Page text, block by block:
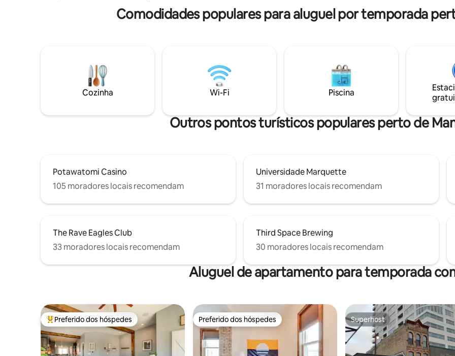
pessoas e oferece uma infinidade de
mesas em cada quarto. A poucos
minutos das principais atrações do MKE e
com estacionamento, explorar é fácil.
Experimente nossa atenção aos detalhes
verdadeiramente inesquecível.
todo o primeiro andar deste duplex
ensolarado. Design elegante - 2 quartos
Smart TV. O espaço tem uma pequena
área de quintal, uma máquina de lavar e
secar roupa na unidade, bem como 1
vaga de estacionamento fora da rua.
Potowatomi 1,9 km Miller Park
Cervejaria Miller Coors 0,9 km
Davison Museum 2,9 km
2,6 Praia de Bradford 4,5 km
5,9 km 3º Ward 3,5 km
3,3 km 3 Domes 1,8 m
Comodidades populares para aluguel por temporada
Cozinha Wi-Fi Piscina
Outros pontos turísticos populares perto de
Potawatomi Casino
105 moradores locais recomendam
Universidade Marquette
31 moradores locais recomendam
The Rave Eagles Club
33 moradores locais recomendam
Third Space Brewing
30 moradores locais recomendam
Aluguel de apartamento para temporada
Entre os melhores preferidos dos hóspedes
Preferido dos hóspedes Preferido dos hóspedes
Preferido dos hóspedes Superhost
Superhost